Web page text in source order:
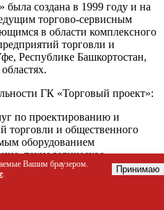
создана в 1999 году и на
торгово-сервисным
в области комплексного
торговли и
Республике Башкортостан,
ГК «Торговый проект»:
по проектированию и
торговли и общественного
оборудованием
технологическое
оборудование и т.д.);
процессов и внедрения
Вашим браузером.
. Принимаю